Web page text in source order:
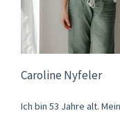
Caroline Nyfeler
Ich bin 53 Jahre alt.